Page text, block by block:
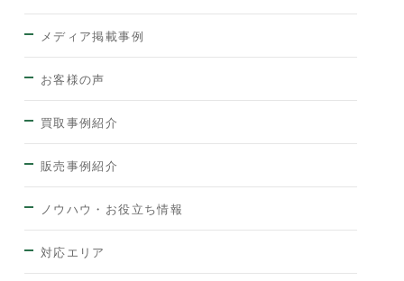
メディア掲載事例
お客様の声
買取事例紹介
販売事例紹介
ノウハウ・お役立ち情報
対応エリア